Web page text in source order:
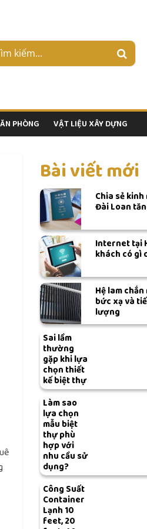
PHÒNG VẬT LIỆU XÂY DỰNG
Bài viết mới
Chia sẻ
Đài Loan
Internet tại
khách có gì
Hệ lam
bức xạ và
lượng
Sai lầm
thường
gặp khi lựa
chọn thiết
kế biệt thự
Làm sao
lựa chọn
mẫu biệt
thự phù
hợp với
nhu cầu sử
dụng?
Công Suất
Container
Lạnh 10
feet, 20